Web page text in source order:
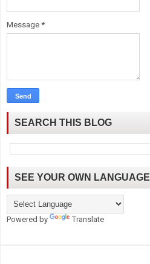
Message *
SEARCH THIS BLOG
SEE YOUR OWN LANGUAGE
Powered by Translate